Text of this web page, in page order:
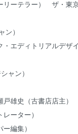
リーテラー） ザ・東
ン）
・エディトリアルデ
シャン）
戸雄史（古書店店主
レーター）
ー編集）